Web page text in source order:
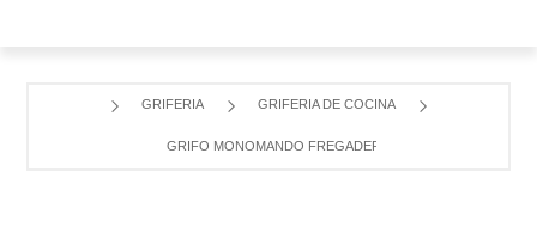
GRIFERIA GRIFERIA DE COCINA
GRIFO MONOMANDO FREGADERO GLERA PRO CAÑO